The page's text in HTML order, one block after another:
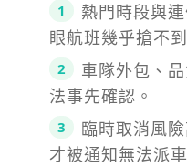
熱門時段與
眼航班幾乎搶不
車隊外包、
法事先確認。
臨時取消風
才被通知無法派車